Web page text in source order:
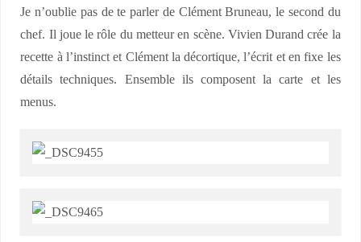
Je n’oublie pas de te parler de Clément Bruneau, le second du
chef. Il joue le rôle du metteur en scène. Vivien Durand crée la
recette à l’instinct et Clément la décortique, l’écrit et en fixe les
détails techniques. Ensemble ils composent la carte et les
menus.